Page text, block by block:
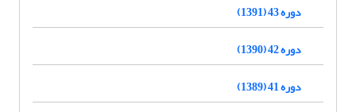
دوره 43 (1391)
دوره 42 (1390)
دوره 41 (1389)